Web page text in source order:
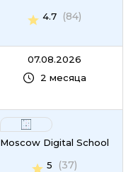
4.7
(84)
07.08.2026
2 месяца
Moscow Digital School
5
(37)